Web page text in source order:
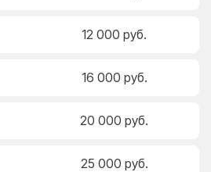
12 000 руб.
16 000 руб.
20 000 руб.
25 000 руб.